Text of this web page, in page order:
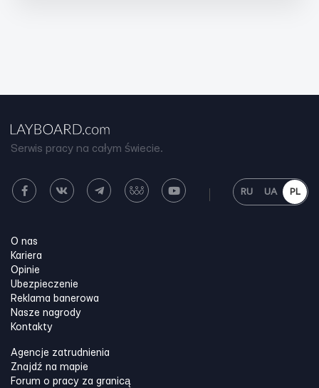
Serwis pracy na całym świecie.
RU UA PL
O nas
Kariera
Opinie
Ubezpieczenie
Reklama banerowa
Nasze nagrody
Kontakty
Agencje zatrudnienia
Znajdź na mapie
Forum o pracy za granicą